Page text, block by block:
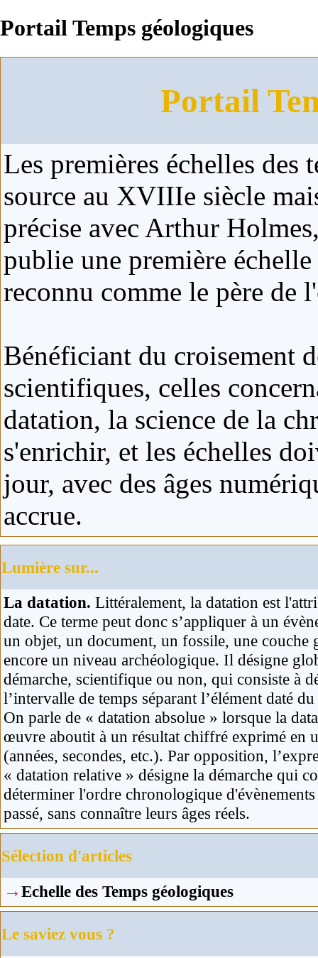
Portail Temps géologiques
Portail
Les premières échelles des
source au XVIIIe siècle
précise avec Arthur
publie une première
reconnu comme le père de
Bénéficiant du croisement
scientifiques, celles
datation, la science de la
s'enrichir, et les échelles
jour, avec des âges
accrue.
Lumière sur...
La datation. Littéralement, la datation est
date. Ce terme peut donc s’appliquer à un
un objet, un document, un fossile, une couche
encore un niveau archéologique. Il désigne
démarche, scientifique ou non, qui consiste à
l’intervalle de temps séparant l’élément daté
On parle de « datation absolue » lorsque la
œuvre aboutit à un résultat chiffré exprimé en
(années, secondes, etc.). Par opposition,
« datation relative » désigne la démarche qui
déterminer l'ordre chronologique
passé, sans connaître leurs âges réels.
Sélection d'articles
→Echelle des Temps géologiques
Le saviez vous ?